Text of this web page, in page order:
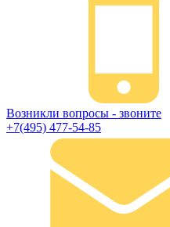
Возникли вопросы - звоните
+7(495) 477-54-85